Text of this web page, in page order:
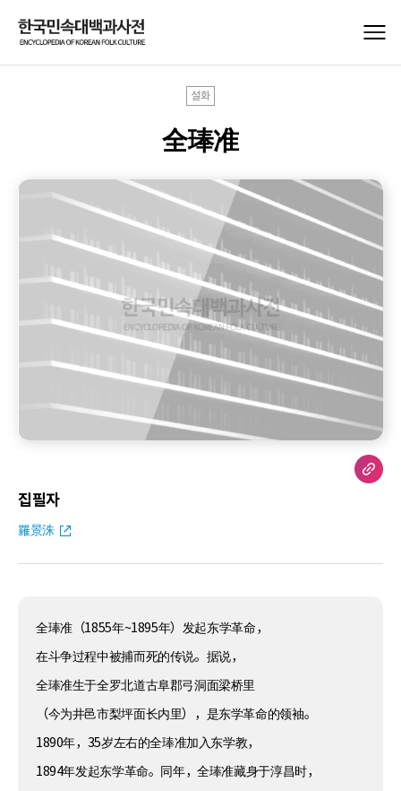
설화
全琫准
집필자
羅景洙
全琫准（1855年~1895年）发起东学革命，
在斗争过程中被捕而死的传说。据说，
全琫准生于全罗北道古阜郡弓洞面梁桥里
（今为井邑市梨坪面长内里），是东学革命的领袖。
1890年，35岁左右的全琫准加入东学教，
1894年发起东学革命。同年，全琫准藏身于淳昌时，